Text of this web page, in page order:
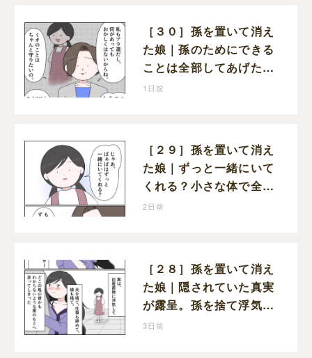
［３０］孫を置いて消え
た娘｜孫のためにできる
ことは全部してあげた
い。孫を養子に迎えるこ
1日前
［２９］孫を置いて消え
た娘｜ずっと一緒にいて
くれる？小さな体で全て
を受け止める孫の手を離
2日前
［２８］孫を置いて消え
た娘｜隠されていた真実
が露呈。孫を捨て浮気相
手の元へ走り去った娘を
3日前